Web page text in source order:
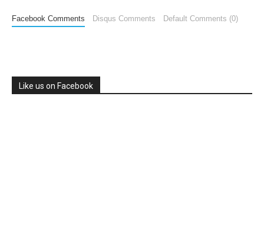
Facebook Comments Disqus Comments Default Comments (0)
Like us on Facebook